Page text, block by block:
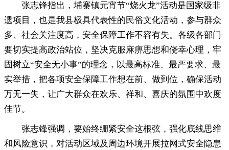
张志锋指出 ， 埔寨镇元宵节“烧火龙”活动是国家级非
遗项目，也是我县极具代表性的民俗文化活动 ， 参与群众
多、社会关注度高，安全保障工作不容有失。 各级各部门
要切实提高政治站位，坚决克服麻痹思想和侥幸心理 ， 牢
固树立“安全无小事”的理念，以最高标准、最严要求、最
实举措 ， 把各项安全保障工作想在前、做到位，确保活动
万无一失 ， 让广大群众在欢乐、祥和、喜庆的氛围中欢度
佳节。
张志锋强调 ， 要始终绷紧安全这根弦，强化底线思维
和风险意识 ， 对活动区域及周边环境开展拉网式安全隐患